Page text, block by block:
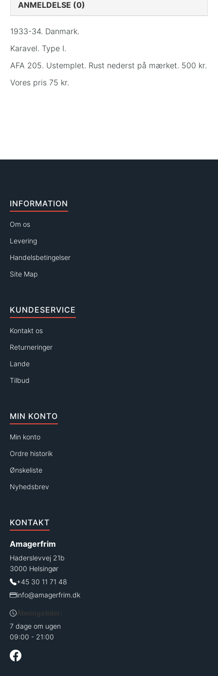
ANMELDELSE (0)
1933-34. Danmark.
Karavel. Type I.
AFA 205. Ustemplet. Rust nederst på mærket. 500 kr.
Vores pris 75 kr.
INFORMATION
Om os
Levering
Handelsbetingelser
Site Map
KUNDESERVICE
Kontakt os
Returneringer
Lande
Tilbud
MIN KONTO
Min konto
Ordre historik
Ønskeliste
Nyhedsbrev
KONTAKT
Amagerfrim
Haderslevvej 21b
3000 Helsingør
+45 30 11 71 48
info@amagerfrim.dk
Åbningstider:
7 dage om ugen
09:00 - 21:00